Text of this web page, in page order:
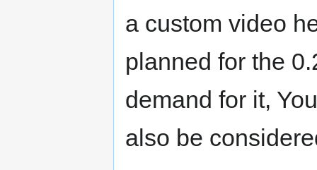
a custom video
planned for the
demand for it,
also be